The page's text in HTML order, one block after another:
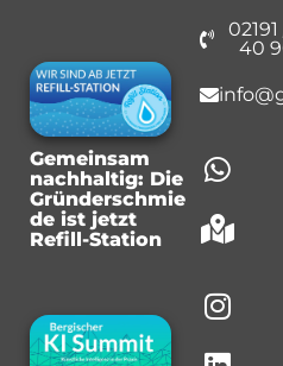
Gemeinsam
nachhaltig: Die
Gründerschmie
de ist jetzt
Refill-Station
40